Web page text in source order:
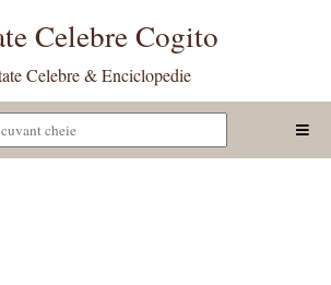
Celebre Cogito
Celebre & Enciclopedie